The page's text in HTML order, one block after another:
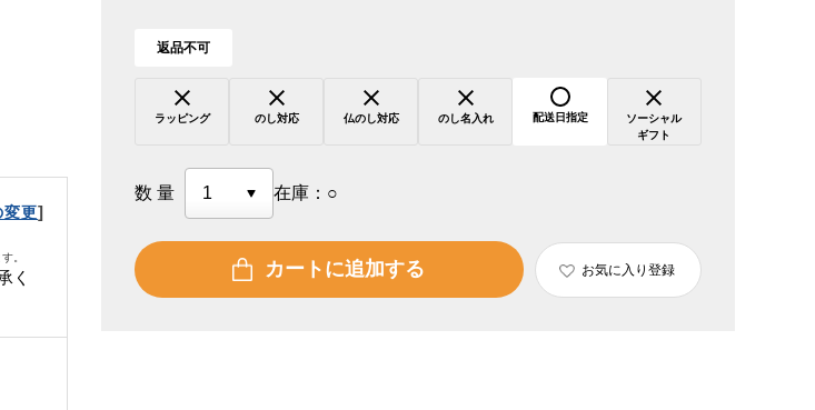
変更]
。
く
返品不可
ラッピング のし対応 仏のし対応 のし名入れ 配送日指定
ソーシャル
ギフト
数量 在庫： ○
カートに追加する お気に入り登録